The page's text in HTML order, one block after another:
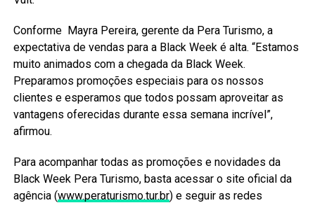
Conforme Mayra Pereira, gerente da Pera Turismo, a
expectativa de vendas para a Black Week é alta. “Estamos
muito animados com a chegada da Black Week.
Preparamos promoções especiais para os nossos
clientes e esperamos que todos possam aproveitar as
vantagens oferecidas durante essa semana incrível”,
afirmou.
Para acompanhar todas as promoções e novidades da
Black Week Pera Turismo, basta acessar o site oficial da
agência (www.peraturismo.tur.br) e seguir as redes